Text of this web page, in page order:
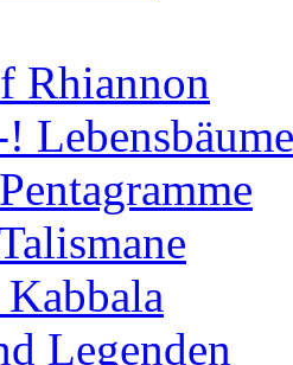
Rhiannon
Lebensbäume
Legenden